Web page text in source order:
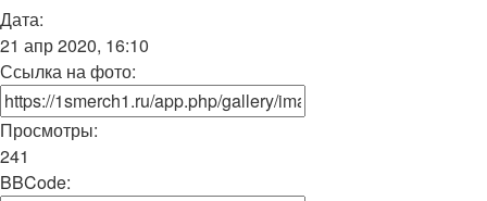
Дата:
21 апр 2020, 16:10
Ссылка на фото:
Просмотры:
241
BBCode: